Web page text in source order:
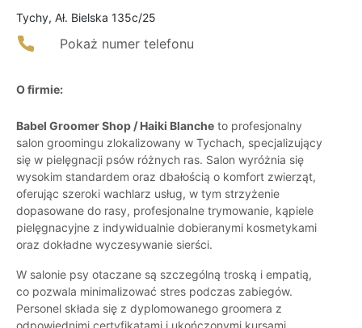
Tychy, Ał. Bielska 135c/25
Pokaż numer telefonu
O firmie:
Babel Groomer Shop / Haiki Blanche to profesjonalny
salon groomingu zlokalizowany w Tychach, specjalizujący
się w pielęgnacji psów różnych ras. Salon wyróżnia się
wysokim standardem oraz dbałością o komfort zwierząt,
oferując szeroki wachlarz usług, w tym strzyżenie
dopasowane do rasy, profesjonalne trymowanie, kąpiele
pielęgnacyjne z indywidualnie dobieranymi kosmetykami
oraz dokładne wyczesywanie sierści.
W salonie psy otaczane są szczególną troską i empatią,
co pozwala minimalizować stres podczas zabiegów.
Personel składa się z dyplomowanego groomera z
odpowiednimi certyfikatami i ukończonymi kursami,